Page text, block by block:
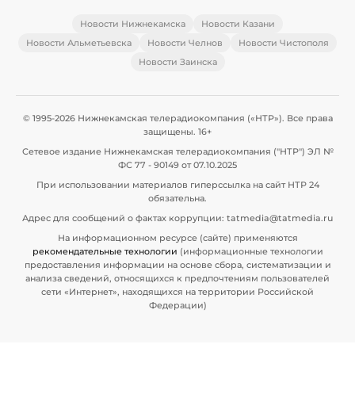
Новости Нижнекамска
Новости Казани
Новости Альметьевска
Новости Челнов
Новости Чистополя
Новости Заинска
© 1995-2026 Нижнекамская телерадиокомпания («НТР»). Все права
защищены. 16+
Сетевое издание Нижнекамская телерадиокомпания ("НТР") ЭЛ №
ФС 77 - 90149 от 07.10.2025
При использовании материалов гиперссылка на сайт НТР 24
обязательна.
Адрес для сообщений о фактах коррупции: tatmedia@tatmedia.ru
На информационном ресурсе (сайте) применяются
рекомендательные технологии (информационные технологии
предоставления информации на основе сбора, систематизации и
анализа сведений, относящихся к предпочтениям пользователей
сети «Интернет», находящихся на территории Российской
Федерации)